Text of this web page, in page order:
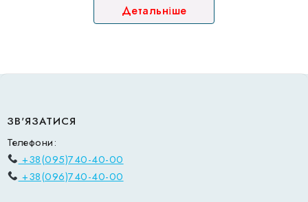
343
230 ₴.
100 ₴.
Детальніше
ЗВ'ЯЗАТИСЯ
Телефони:
+38(095)740-40-00
+38(096)740-40-00